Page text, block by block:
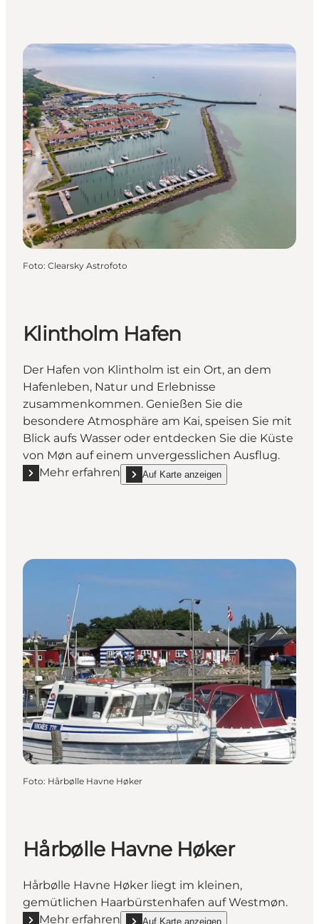
Foto: Clearsky Astrofoto
Klintholm Hafen
Der Hafen von Klintholm ist ein Ort, an dem
Hafenleben, Natur und Erlebnisse
zusammenkommen. Genießen Sie die
besondere Atmosphäre am Kai, speisen Sie mit
Blick aufs Wasser oder entdecken Sie die Küste
von Møn auf einem unvergesslichen Ausflug.
Mehr erfahren
Mehr erfahren "Klintholm Hafen"
Auf Karte anzeigen
show Klintholm Hafen on_map
Foto: Hårbølle Havne Høker
Hårbølle Havne Høker
Hårbølle Havne Høker liegt im kleinen,
gemütlichen Haarbürstenhafen auf Westmøn.
Mehr erfahren
Auf Karte anzeigen